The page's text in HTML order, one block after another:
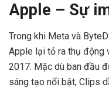
Apple – Sự
Trong khi Meta và
Apple lại tỏ ra thụ động
2017. Mặc dù ban đầu
sáng tạo nổi bật, Clips